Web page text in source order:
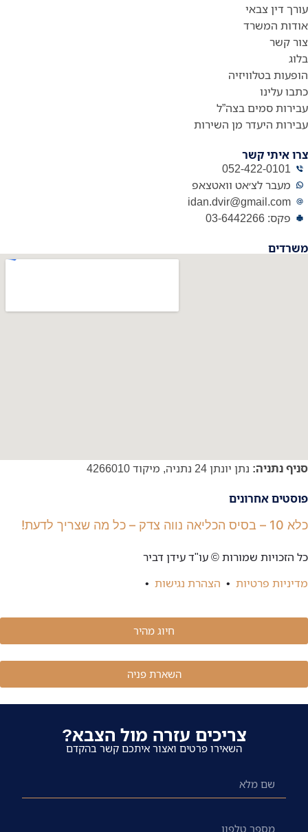
עורך דין צבאי
אודות המשרד
צור קשר
בלוג
הופעות בטלוויזיה
כתבו עלינו
עבירות סמים בצה”ל
עבירות היעדר מן השירות
צרו איתי קשר
052-422-0101
מעבר לצ׳אט וואטצאפ
idan.dvir@gmail.com
פקס: 03-6442266
משרדים
סניף נתניה: נתן יונתן 24 נתניה, מיקוד 4266010
פוסטים אחרונים
כלא 10 – בסיס הכליאה נווה צדק – כל מה שצריך לדעת!
כל הזכויות שמורות © עו"ד עידן דביר
מדיניות פרטיות • הצהרת נגישות •
חיוג מהיר
השארת פניה
צריכים עזרה מול הצבא?
השאירו פרטים ואצור איתכם קשר בהקדם